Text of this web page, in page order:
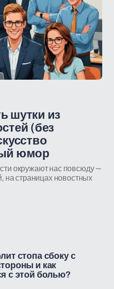
шутки из
(без
юмор
окружают нас повсюду —
на страницах новостных
стопа сбоку с
и как
с этой болью?